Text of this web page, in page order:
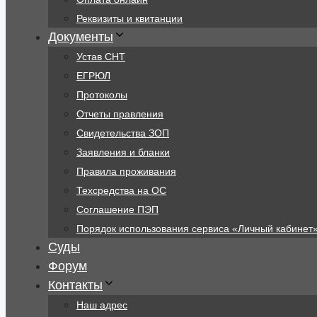
Реквизиты и квитанции
Документы
Устав СНТ
ЕГРЮЛ
Протоколы
Отчеты правления
Свидетельства ЗОП
Заявления и бланки
Правила проживания
Техсредства на ОС
Соглашение ПЭП
Порядок использования сервиса «Личный
Суды
Форум
Контакты
Наш адрес